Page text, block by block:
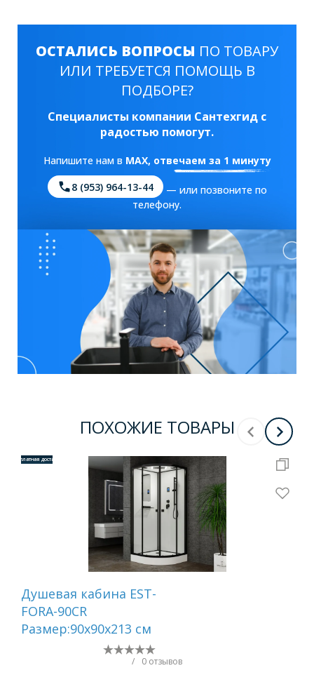
ОСТАЛИСЬ ВОПРОСЫ ПО ТОВАРУ
ИЛИ ТРЕБУЕТСЯ ПОМОЩЬ В
ПОДБОРЕ?
Специалисты компании Сантехгид с
радостью помогут.
Напишите нам в MAX, отвечаем за 1 минуту
8 (953) 964-13-44
— или позвоните по
телефону.
ПОХОЖИЕ ТОВАРЫ
Бесплатная доставка
Душевая кабина EST-
FORA-90CR
Размер:90х90х213 см
/ 0 отзывов
Бесплатная